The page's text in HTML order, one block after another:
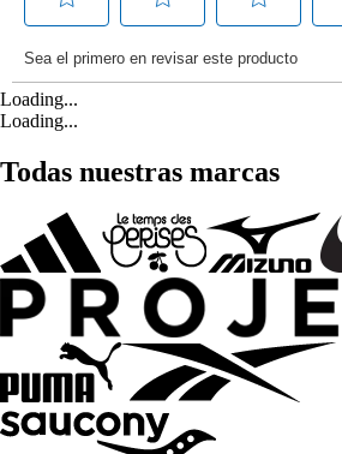
Loading...
Loading...
Todas nuestras marcas